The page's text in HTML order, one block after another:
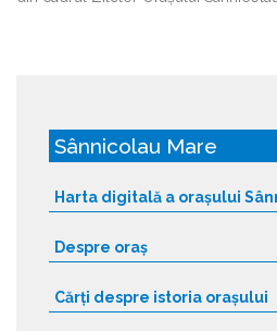
Sânnicolau Mare
Harta digitală a orașului
Despre oraș
Cărți despre istoria orașului